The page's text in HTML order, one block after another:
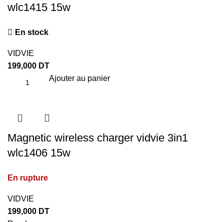
wlc1415 15w
En stock
VIDVIE
199,000 DT
Ajouter au panier
Magnetic wireless charger vidvie 3in1
wlc1406 15w
En rupture
VIDVIE
199,000 DT